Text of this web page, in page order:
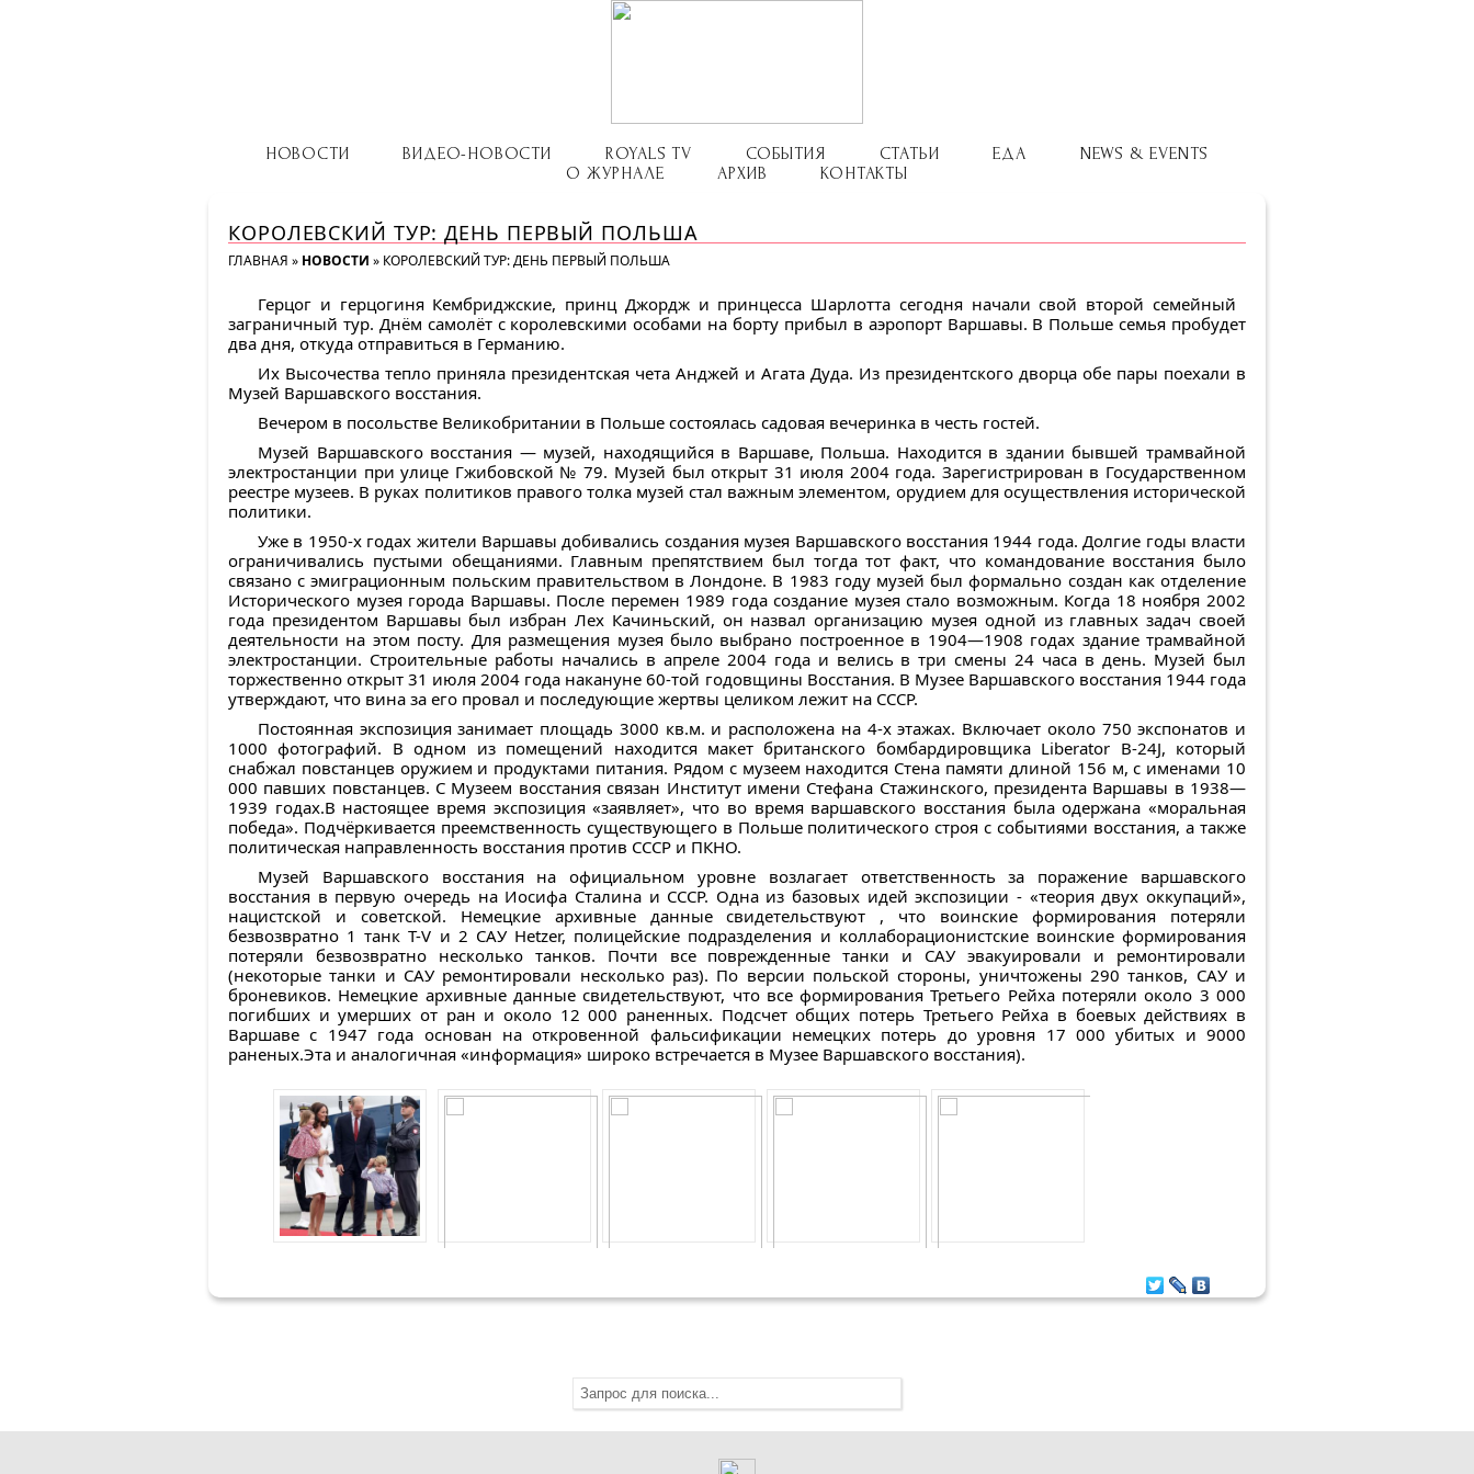
НОВОСТИ ВИДЕО-НОВОСТИ ROYALS TV СОБЫТИЯ СТАТЬИ ЕДА
NEWS & EVENTS
О ЖУРНАЛЕ
АРХИВ КОНТАКТЫ
КОРОЛЕВСКИЙ ТУР: ДЕНЬ ПЕРВЫЙ ПОЛЬША
ГЛАВНАЯ » НОВОСТИ » КОРОЛЕВСКИЙ ТУР: ДЕНЬ ПЕРВЫЙ ПОЛЬША
Герцог и герцогиня Кембриджские, принц Джордж и принцесса Шарлотта сегодня начали свой второй семейный
заграничный тур. Днём самолёт с королевскими особами на борту прибыл в аэропорт Варшавы. В Польше семья пробудет
два дня, откуда отправиться в Германию.
Их Высочества тепло приняла президентская чета Анджей и Агата Дуда. Из президентского дворца обе пары поехали в
Музей Варшавского восстания.
Вечером в посольстве Великобритании в Польше состоялась садовая вечеринка в честь гостей.
Музей Варшавского восстания — музей, находящийся в Варшаве, Польша. Находится в здании бывшей трамвайной
электростанции при улице Гжибовской № 79. Музей был открыт 31 июля 2004 года. Зарегистрирован в Государственном
реестре музеев. В руках политиков правого толка музей стал важным элементом, орудием для осуществления исторической
политики.
Уже в 1950-х годах жители Варшавы добивались создания музея Варшавского восстания 1944 года. Долгие годы власти
ограничивались пустыми обещаниями. Главным препятствием был тогда тот факт, что командование восстания было
связано с эмиграционным польским правительством в Лондоне. В 1983 году музей был формально создан как отделение
Исторического музея города Варшавы. После перемен 1989 года создание музея стало возможным. Когда 18 ноября 2002
года президентом Варшавы был избран Лех Качиньский, он назвал организацию музея одной из главных задач своей
деятельности на этом посту. Для размещения музея было выбрано построенное в 1904—1908 годах здание трамвайной
электростанции. Строительные работы начались в апреле 2004 года и велись в три смены 24 часа в день. Музей был
торжественно открыт 31 июля 2004 года накануне 60-той годовщины Восстания. В Музее Варшавского восстания 1944 года
утверждают, что вина за его провал и последующие жертвы целиком лежит на СССР.
Постоянная экспозиция занимает площадь 3000 кв.м. и расположена на 4-х этажах. Включает около 750 экспонатов и
1000 фотографий. В одном из помещений находится макет британского бомбардировщика Liberator B-24J, который
снабжал повстанцев оружием и продуктами питания. Рядом с музеем находится Стена памяти длиной 156 м, с именами 10
000 павших повстанцев. С Музеем восстания связан Институт имени Стефана Стажинского, президента Варшавы в 1938—
1939 годах.В настоящее время экспозиция «заявляет», что во время варшавского восстания была одержана «моральная
победа». Подчёркивается преемственность существующего в Польше политического строя с событиями восстания, а также
политическая направленность восстания против СССР и ПКНО.
Музей Варшавского восстания на официальном уровне возлагает ответственность за поражение варшавского
восстания в первую очередь на Иосифа Сталина и СССР. Одна из базовых идей экспозиции - «теория двух оккупаций»,
нацистской и советской. Немецкие архивные данные свидетельствуют , что воинские формирования потеряли
безвозвратно 1 танк T-V и 2 САУ Hetzer, полицейские подразделения и коллаборационистские воинские формирования
потеряли безвозвратно несколько танков. Почти все поврежденные танки и САУ эвакуировали и ремонтировали
(некоторые танки и САУ ремонтировали несколько раз). По версии польской стороны, уничтожены 290 танков, САУ и
броневиков. Немецкие архивные данные свидетельствуют, что все формирования Третьего Рейха потеряли oколo 3 000
погибших и умерших от ран и oколo 12 000 раненных. Подсчет общих потерь Третьего Рейха в боевых действиях в
Варшаве с 1947 года основан на откровенной фальсификации немецких потерь до уровня 17 000 убитых и 9000
раненых.Эта и аналогичная «информация» широко встречается в Музее Варшавского восстания).